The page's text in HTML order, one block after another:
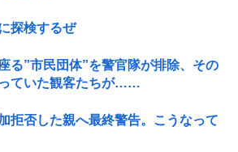
探検するぜ
る”市民団体”を警官隊が排除、その
ていた観客たちが……
拒否した親へ最終警告。こうなって